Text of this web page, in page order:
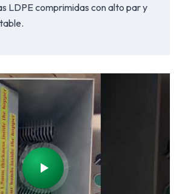
LDPE comprimidas con alto par y